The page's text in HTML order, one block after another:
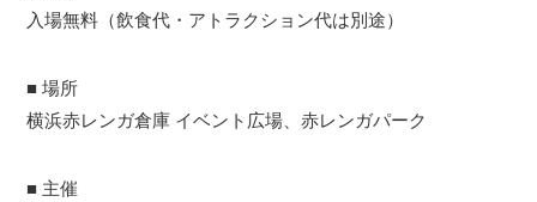
入場無料（飲食代・アトラクション代は別途）
■ 場所
横浜赤レンガ倉庫 イベント広場、赤レンガパーク
■ 主催